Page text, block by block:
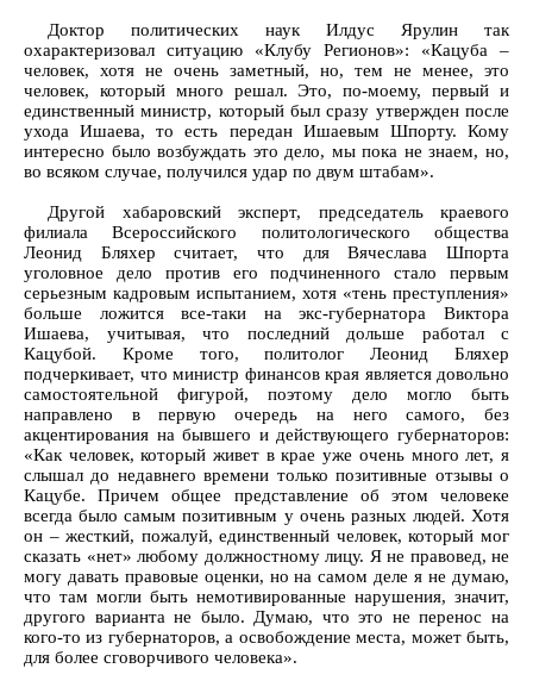
Доктор политических наук Илдус Ярулин так
охарактеризовал ситуацию «Клубу Регионов»: «Кацуба –
человек, хотя не очень заметный, но, тем не менее, это
человек, который много решал. Это, по-моему, первый и
единственный министр, который был сразу утвержден после
ухода Ишаева, то есть передан Ишаевым Шпорту. Кому
интересно было возбуждать это дело, мы пока не знаем, но,
во всяком случае, получился удар по двум штабам».
Другой хабаровский эксперт, председатель краевого
филиала Всероссийского политологического общества
Леонид Бляхер считает, что для Вячеслава Шпорта
уголовное дело против его подчиненного стало первым
серьезным кадровым испытанием, хотя «тень преступления»
больше ложится все-таки на экс-губернатора Виктора
Ишаева, учитывая, что последний дольше работал с
Кацубой. Кроме того, политолог Леонид Бляхер
подчеркивает, что министр финансов края является довольно
самостоятельной фигурой, поэтому дело могло быть
направлено в первую очередь на него самого, без
акцентирования на бывшего и действующего губернаторов:
«Как человек, который живет в крае уже очень много лет, я
слышал до недавнего времени только позитивные отзывы о
Кацубе. Причем общее представление об этом человеке
всегда было самым позитивным у очень разных людей. Хотя
он – жесткий, пожалуй, единственный человек, который мог
сказать «нет» любому должностному лицу. Я не правовед, не
могу давать правовые оценки, но на самом деле я не думаю,
что там могли быть немотивированные нарушения, значит,
другого варианта не было. Думаю, что это не перенос на
кого-то из губернаторов, а освобождение места, может быть,
для более сговорчивого человека».